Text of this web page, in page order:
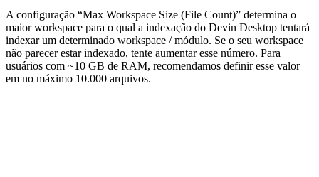
A configuração “Max Workspace Size (File Count)” determina o
maior workspace para o qual a indexação do Devin Desktop tentará
indexar um determinado workspace / módulo. Se o seu workspace
não parecer estar indexado, tente aumentar esse número. Para
usuários com ~10 GB de RAM, recomendamos definir esse valor
em no máximo 10.000 arquivos.